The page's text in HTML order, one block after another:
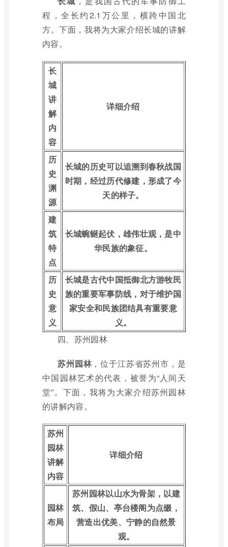
程，全长约2.1万公里，横跨中国北
方。下面，我将为大家介绍长城的讲解
内容。
长
城
讲
解
内
容
详细介绍
历
史
渊
源
长城的历史可以追溯到春秋战国
时期，经过历代修建，形成了今
天的样子。
建
筑
特
点
长城蜿蜒起伏，雄伟壮观，是中
华民族的象征。
历
史
意
义
长城是古代中国抵御北方游牧民
族的重要军事防线，对于维护国
家安全和民族团结具有重要意
义。
四、苏州园林
苏州园林，位于江苏省苏州市，是
中国园林艺术的代表，被誉为“人间天
堂”。下面，我将为大家介绍苏州园林
的讲解内容。
苏州
园林
讲解
内容
详细介绍
园林
布局
苏州园林以山水为骨架，以建
筑、假山、亭台楼阁为点缀，
营造出优美、宁静的自然景
观。